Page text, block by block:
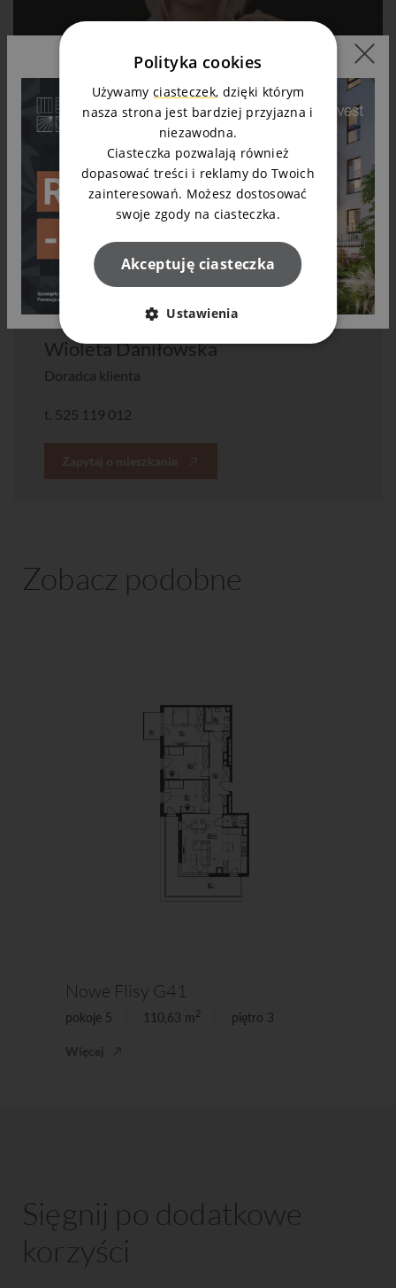
Wioleta Daniłowska
Doradca klienta
t. 525 119 012
Zapytaj o mieszkanie
Zobacz podobne
Nowe Flisy G41
pokoje 5 110,63 m 2 piętro 3
Więcej
Sięgnij po dodatkowe
korzyści
Polityka cookies
Używamy ciasteczek, dzięki którym
nasza strona jest bardziej przyjazna i
niezawodna.
Ciasteczka pozwalają również
dopasować treści i reklamy do Twoich
zainteresowań. Możesz dostosować
swoje zgody na ciasteczka.
Akceptuję ciasteczka
Ustawienia